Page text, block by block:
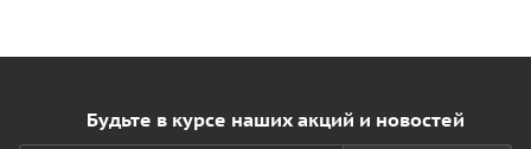
Будьте в курсе наших акций и новостей